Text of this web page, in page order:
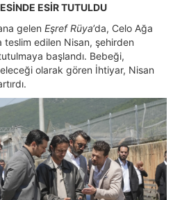
ESİR TUTULDU
gelen Eşref Rüya’da, Celo Ağa
teslim edilen Nisan, şehirden
başlandı. Bebeği,
olarak gören İhtiyar, Nisan